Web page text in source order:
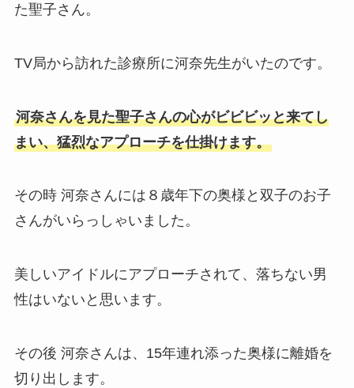
た聖子さん。
TV局から訪れた診療所に河奈先生がいたのです。
河奈さんを見た聖子さんの心がビビビッと来てし
まい、猛烈なアプローチを仕掛けます。
その時 河奈さんには８歳年下の奥様と双子のお子
さんがいらっしゃいました。
美しいアイドルにアプローチされて、落ちない男
性はいないと思います。
その後 河奈さんは、15年連れ添った奥様に離婚を
切り出します。